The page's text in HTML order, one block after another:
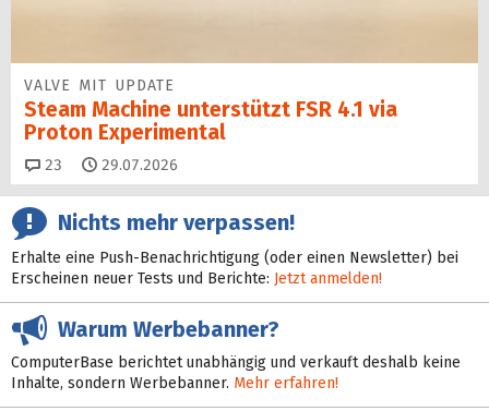
VALVE MIT UPDATE
Steam Machine unterstützt FSR 4.1 via
Proton Experimental
23 Kommentare
29.07.2026
Nichts mehr verpassen!
Erhalte eine Push-Benachrichtigung (oder einen Newsletter) bei
Erscheinen neuer Tests und Berichte: Jetzt anmelden!
Warum Werbebanner?
ComputerBase berichtet unabhängig und verkauft deshalb keine
Inhalte, sondern Werbebanner. Mehr erfahren!